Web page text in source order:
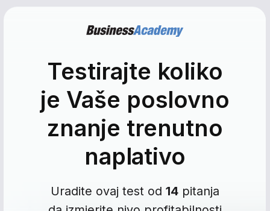
je Vaše poslovno
znanje trenutno
naplativo
Uradite ovaj test od14
pitanja
da izmjerite nivo profitabilnosti
i mogućnosti naplate svojih